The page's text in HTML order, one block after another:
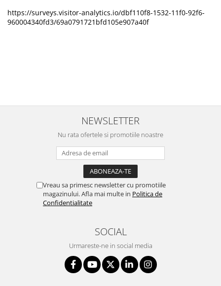
https://surveys.visitor-analytics.io/dbf110f8-1532-11f0-92f6-
960004340fd3/69a0791721bfd105e907a40f
NEWSLETTER
Nu rata ofertele si promotiile noastre
Vreau sa primesc newsletter cu promotiile
magazinului. Afla mai multe in Politica de
Confidentialitate
SOCIAL
Urmareste-ne in social media